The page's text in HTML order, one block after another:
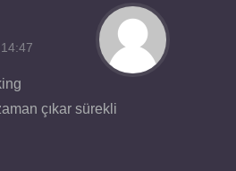
çıkar sürekli